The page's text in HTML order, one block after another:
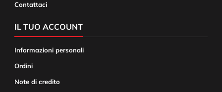
Contattaci
IL TUO ACCOUNT
Informazioni personali
Ordini
Note di credito